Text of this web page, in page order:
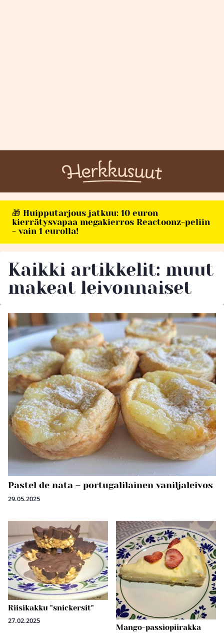
🎁 Huipputarjous jatkuu: 10 euron
kierrätysvapaa megakierros Reactoonz-peliin
- vain 1 eurolla!
Kaikki artikkelit: muut
makeat leivonnaiset
Pastel de nata – portugalilainen vaniljaleivos
29.05.2025
Riisikakku "snickersit"
27.02.2025
Mango-passiopiirakka